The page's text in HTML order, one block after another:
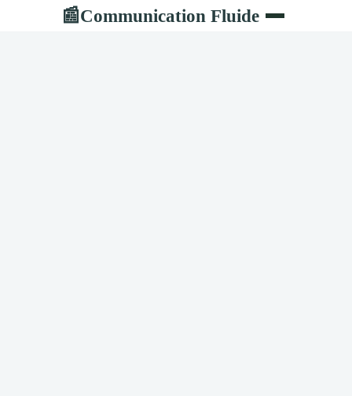
📰Communication Fluide